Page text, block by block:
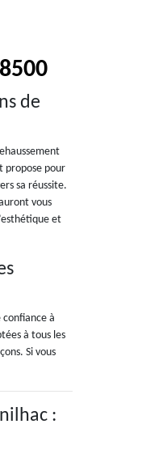
de
propose pour
sa réussite.
vous
et
à
à tous les
Si vous
: